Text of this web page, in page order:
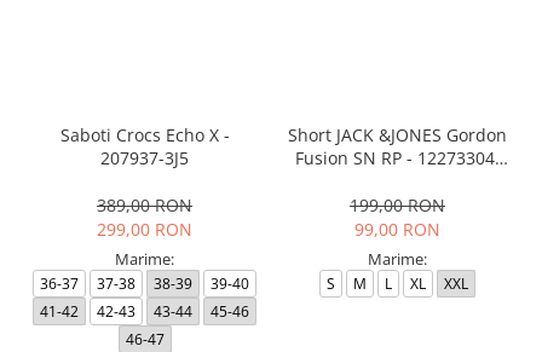
Saboti Crocs Echo X -
207937-3J5
389,00 RON
299,00 RON
Marime:
36-37 37-38 38-39
39-40
41-42
42-43 43-44
45-46
46-47
Short JACK &JONES Gordon
Fusion SN RP - 12273304-
199,00 RON
99,00 RON
Marime:
S M L XL XXL